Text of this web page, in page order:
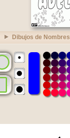
Dibujos de Nombres